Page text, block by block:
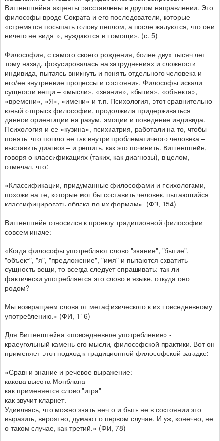
Витгенштейна акценты расставлены в другом направлении. Это
философы вроде Сократа и его последователи, которые
«стремятся посыпать голову пеплом, а после жалуются, что они
ничего не видят», нуждаются в помощи». (с. 5)
Философия, с самого своего рождения, более двух тысяч лет
тому назад, фокусировалась на затруднениях и сложности
индивида, пытаясь вникнуть и понять отдельного человека и
его/ее внутренние процессы и состояния. Философы искали
сущности вещи – «мысли», «знания», «бытия», «объекта»,
«времени», «Я», «имени» и т.п. Психология, этот сравнительно
юный отпрыск философии, продолжила придерживаться
данной ориентации на разум, эмоции и поведение индивида.
Психология и ее «кузина», психиатрия, работали на то, чтобы
понять, что пошло не так внутри проблематичного человека –
выставить диагноз – и решить, как это починить. Витгенштейн,
говоря о классификациях (таких, как диагнозы), в целом,
отмечал, что:
«Классификации, придуманные философами и психологами,
похожи на те, которые мог бы составить человек, пытающийся
классифицировать облака по их формам». (ФЗ, 154)
Витгенштейн относился к проекту традиционной философии
совсем иначе:
«Когда философы употребляют слово "знание", "бытие",
"объект", "я", "предложение", "имя" и пытаются схватить
сущность вещи, то всегда следует спрашивать: так ли
фактически употребляется это слово в языке, откуда оно
родом?
Мы возвращаем слова от метафизического к их повседневному
употреблению.» (ФИ, 116)
Для Витгенштейна «повседневное употребление» -
краеугольный камень его мысли, философской практики. Вот он
применяет этот подход к традиционной философской загадке:
«Сравни знание и речевое выражение:
какова высота Монблана
как применяется слово "игра"
как звучит кларнет.
Удивляясь, что можно знать нечто и быть не в состоянии это
выразить, вероятно, думают о первом случае. И уж, конечно, не
о таком случае, как третий.» (ФИ, 78)